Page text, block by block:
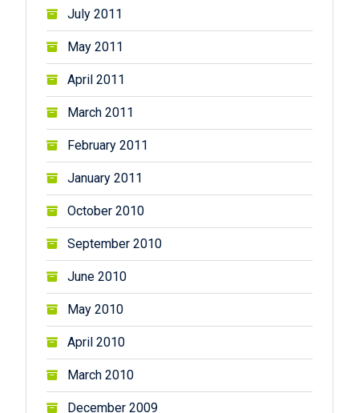
July 2011
May 2011
April 2011
March 2011
February 2011
January 2011
October 2010
September 2010
June 2010
May 2010
April 2010
March 2010
December 2009